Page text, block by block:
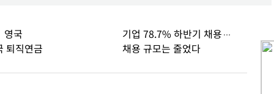
영국
퇴직연금
기업 78.7% 하반기 채용…
채용 규모는 줄었다